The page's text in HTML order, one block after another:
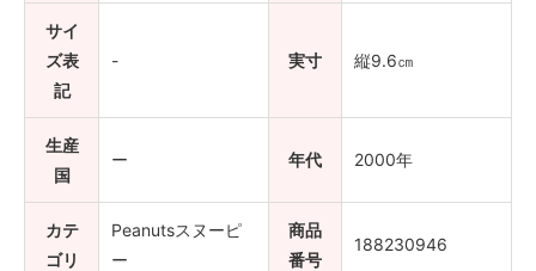
サイ
ズ表
記
- 実寸 縦9.6㎝
生産
国
ー 年代 2000年
カテ
ゴリ
Peanutsスヌーピ
ー
商品
番号
188230946